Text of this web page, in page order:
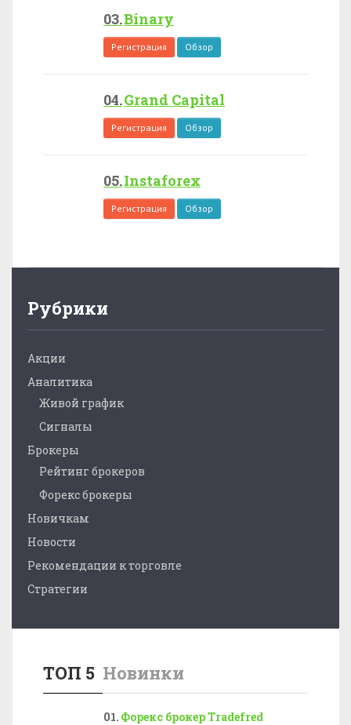
Binary
Регистрация Обзор
Grand Capital
Регистрация Обзор
Instaforex
Регистрация Обзор
Рубрики
Акции
Аналитика
Живой график
Сигналы
Брокеры
Рейтинг брокеров
Форекс брокеры
Новичкам
Новости
Рекомендации к торговле
Стратегии
ТОП 5 Новинки
Форекс брокер Tradefred